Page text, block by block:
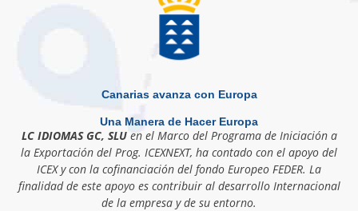
Canarias avanza con Europa
Una Manera de Hacer Europa
LC IDIOMAS GC, SLUen el Marco del Programa de Iniciación a
la Exportación del Prog. ICEXNEXT, ha contado con el apoyo del
ICEX y con la cofinanciación del fondo Europeo FEDER. La
finalidad de este apoyo es contribuir al desarrollo Internacional
de la empresa y de su entorno.